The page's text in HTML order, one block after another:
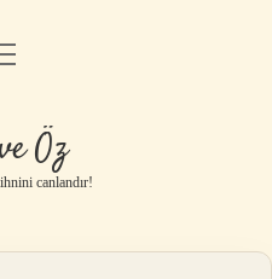
Öz
canlandır!